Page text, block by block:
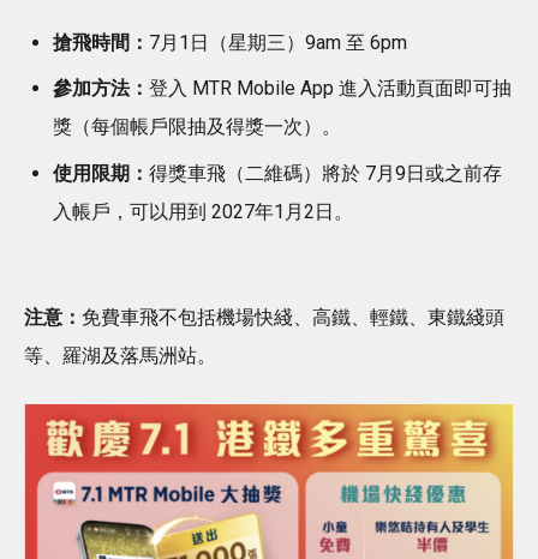
搶飛時間： 7月1日（星期三）9am 至 6pm
參加方法： 登入 MTR Mobile App 進入活動頁面即可抽
獎（每個帳戶限抽及得獎一次）。
使用限期： 得獎車飛（二維碼）將於 7月9日或之前存
入帳戶，可以用到 2027年1月2日。
注意： 免費車飛不包括機場快綫、高鐵、輕鐵、東鐵綫頭
等、羅湖及落馬洲站。